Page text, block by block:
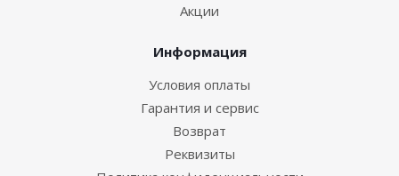
Акции
Информация
Условия оплаты
Гарантия и сервис
Возврат
Реквизиты